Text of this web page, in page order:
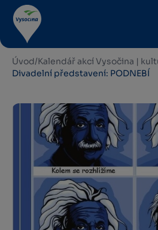
Úvod/Kalendář akcí Vysočina |
Divadelní představení: PODNEBÍ